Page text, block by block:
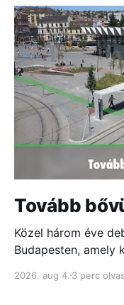
Tovább
Közel három éve
Budapesten, amely
ajtóhoz állj a
2026. aug 4. 3 perc